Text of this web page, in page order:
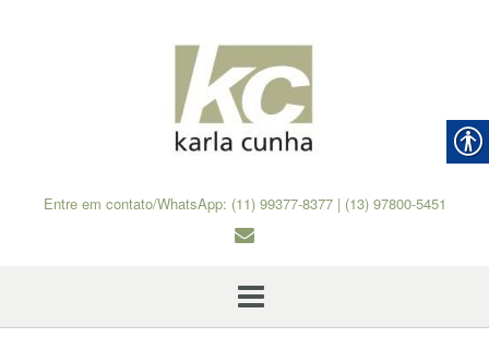
Entre em contato/WhatsApp: (11) 99377-8377 | (13) 97800-5451